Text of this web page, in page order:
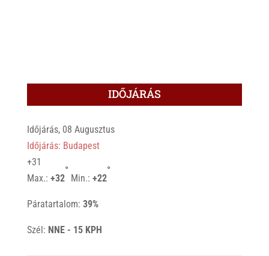
IDŐJÁRÁS
Időjárás, 08 Augusztus
Időjárás: Budapest
+31
Max.: +32
°
Min.: +22
°
Páratartalom: 39%
Szél: NNE - 15 KPH